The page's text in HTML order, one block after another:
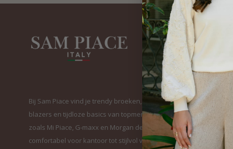
Bij Sam Piace vind je trendy broeken, elegante
blazers en tijdloze basics van topmerken
zoals Mi Piace, G-maxx en Morgan de Toi. Van
comfortabel voor kantoor tot stijlvol voor elke